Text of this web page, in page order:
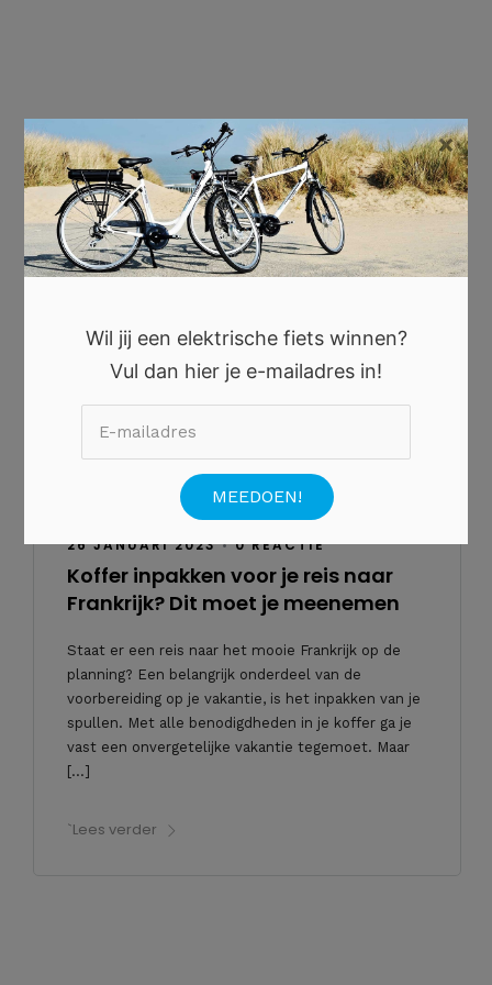
26 JANUARI 2023 •0 REACTIE
Koffer inpakken voor je reis naar
Frankrijk? Dit moet je meenemen
Staat er een reis naar het mooie Frankrijk op de
planning? Een belangrijk onderdeel van de
voorbereiding op je vakantie, is het inpakken van je
spullen. Met alle benodigdheden in je koffer ga je
vast een onvergetelijke vakantie tegemoet. Maar
[…]
`Lees verder
Wil jij een elektrische fiets winnen?
Vul dan hier je e-mailadres in!
×